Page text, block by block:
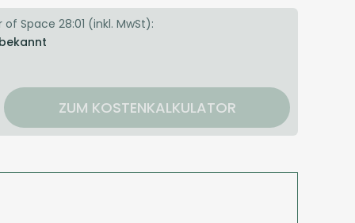
Space 28:01 (inkl. MwSt):
ZUM KOSTENKALKULATOR